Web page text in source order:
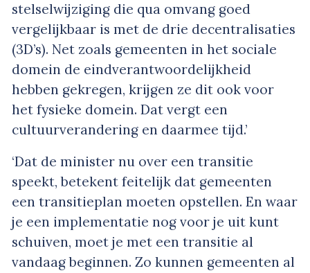
stelselwijziging die qua omvang goed
vergelijkbaar is met de drie decentralisaties
(3D’s). Net zoals gemeenten in het sociale
domein de eindverantwoordelijkheid
hebben gekregen, krijgen ze dit ook voor
het fysieke domein. Dat vergt een
cultuurverandering en daarmee tijd.’
‘Dat de minister nu over een transitie
speekt, betekent feitelijk dat gemeenten
een transitieplan moeten opstellen. En waar
je een implementatie nog voor je uit kunt
schuiven, moet je met een transitie al
vandaag beginnen. Zo kunnen gemeenten al